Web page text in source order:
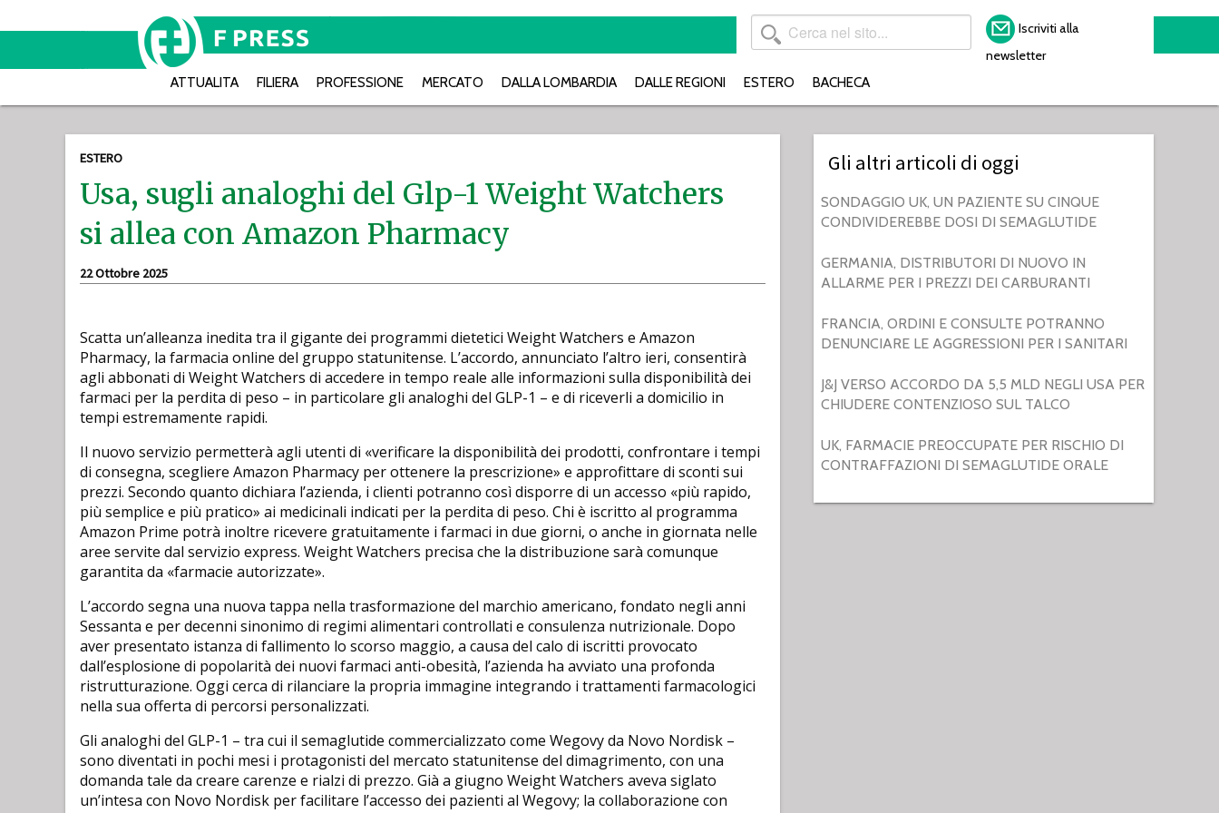
Iscriviti alla
newsletter
ATTUALITA FILIERA PROFESSIONE MERCATO DALLA LOMBARDIA DALLE REGIONI ESTERO BACHECA
ESTERO
Usa, sugli analoghi del Glp-1 Weight Watchers
si allea con Amazon Pharmacy
22 Ottobre 2025
Scatta un’alleanza inedita tra il gigante dei programmi dietetici Weight Watchers e Amazon
Pharmacy, la farmacia online del gruppo statunitense. L’accordo, annunciato l’altro ieri, consentirà
agli abbonati di Weight Watchers di accedere in tempo reale alle informazioni sulla disponibilità dei
farmaci per la perdita di peso – in particolare gli analoghi del GLP-1 – e di riceverli a domicilio in
tempi estremamente rapidi.
Il nuovo servizio permetterà agli utenti di «verificare la disponibilità dei prodotti, confrontare i tempi
di consegna, scegliere Amazon Pharmacy per ottenere la prescrizione» e approfittare di sconti sui
prezzi. Secondo quanto dichiara l’azienda, i clienti potranno così disporre di un accesso «più rapido,
più semplice e più pratico» ai medicinali indicati per la perdita di peso. Chi è iscritto al programma
Amazon Prime potrà inoltre ricevere gratuitamente i farmaci in due giorni, o anche in giornata nelle
aree servite dal servizio express. Weight Watchers precisa che la distribuzione sarà comunque
garantita da «farmacie autorizzate».
L’accordo segna una nuova tappa nella trasformazione del marchio americano, fondato negli anni
Sessanta e per decenni sinonimo di regimi alimentari controllati e consulenza nutrizionale. Dopo
aver presentato istanza di fallimento lo scorso maggio, a causa del calo di iscritti provocato
dall’esplosione di popolarità dei nuovi farmaci anti-obesità, l’azienda ha avviato una profonda
ristrutturazione. Oggi cerca di rilanciare la propria immagine integrando i trattamenti farmacologici
nella sua offerta di percorsi personalizzati.
Gli analoghi del GLP-1 – tra cui il semaglutide commercializzato come Wegovy da Novo Nordisk –
sono diventati in pochi mesi i protagonisti del mercato statunitense del dimagrimento, con una
domanda tale da creare carenze e rialzi di prezzo. Già a giugno Weight Watchers aveva siglato
un’intesa con Novo Nordisk per facilitare l’accesso dei pazienti al Wegovy; la collaborazione con
Gli altri articoli di oggi
SONDAGGIO UK, UN PAZIENTE SU CINQUE
CONDIVIDEREBBE DOSI DI SEMAGLUTIDE
GERMANIA, DISTRIBUTORI DI NUOVO IN
ALLARME PER I PREZZI DEI CARBURANTI
FRANCIA, ORDINI E CONSULTE POTRANNO
DENUNCIARE LE AGGRESSIONI PER I SANITARI
J&J VERSO ACCORDO DA 5,5 MLD NEGLI USA PER
CHIUDERE CONTENZIOSO SUL TALCO
UK, FARMACIE PREOCCUPATE PER RISCHIO DI
CONTRAFFAZIONI DI SEMAGLUTIDE ORALE